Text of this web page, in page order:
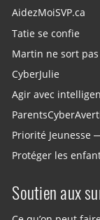
AidezMoiSVP.ca
Tatie se confie
Martin ne sort
CyberJulie
Agir avec
Priorité Jeunesse
Protéger les
Soutien aux